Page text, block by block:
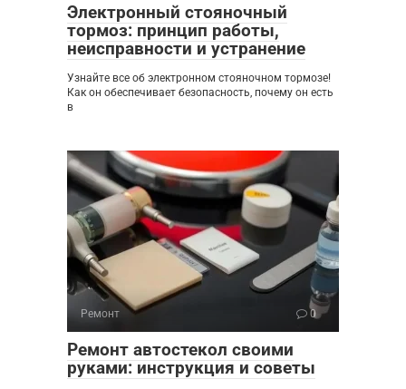
Электронный стояночный
тормоз: принцип работы,
неисправности и устранение
Узнайте все об электронном стояночном тормозе!
Как он обеспечивает безопасность, почему он есть
в
Ремонт 0
Ремонт автостекол своими
руками: инструкция и советы